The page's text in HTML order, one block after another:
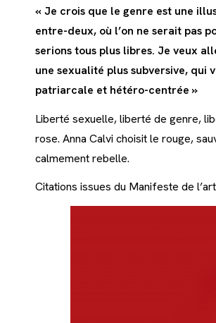
« Je crois que le genre est une
entre-deux, où l’on ne serait pas
serions tous plus libres. Je veux
une sexualité plus subversive, qui
patriarcale et hétéro-centrée »
Liberté sexuelle, liberté de genre,
rose. Anna Calvi choisit le rouge,
calmement rebelle.
Citations issues du Manifeste de